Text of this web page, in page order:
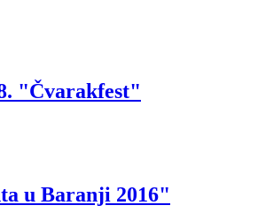
"Čvarakfest"
u Baranji 2016"